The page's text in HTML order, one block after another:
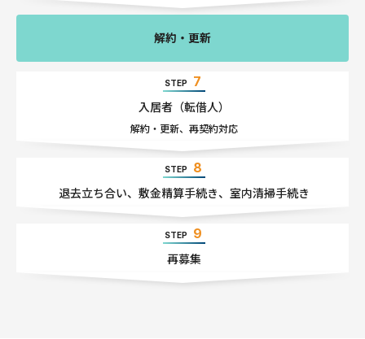
解約・更新
STEP 7
入居者 （転借人）
解約・更新、 再契約対応
STEP 8
退去立ち合い、 敷金精算手続き、 室内清掃手続き
STEP 9
再募集